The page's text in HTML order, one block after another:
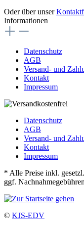
Oder über unser
Informationen
Datenschutz
AGB
Versand- und
Kontakt
Impressum
Datenschutz
AGB
Versand- und
Kontakt
Impressum
* Alle Preise inkl.
ggf.
© KJS-EDV